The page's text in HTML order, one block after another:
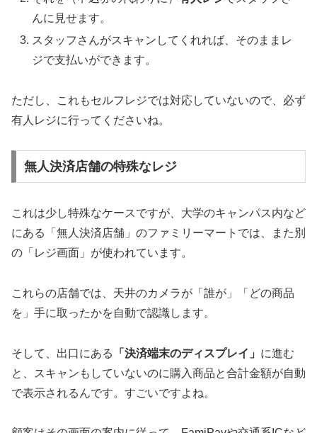
んに見せます。
スタッフさんがスキャンしてくれれば、そのままレ
ジで支払いができます。
ただし、これもセルフレジでは対応していないので、必ず
有人レジに行ってくださいね。
無人決済店舗の特殊なレジ
これは少し特殊なケースですが、大学のキャンパス内など
にある「無人決済店舗」のファミリーマートでは、また別
の「レジ画面」が使われています。
これらの店舗では、天井のカメラが「誰が」「どの商品
を」手に取ったかを自動で認識します。
そして、出口にある 「決済端末のディスプレイ」 に進む
と、
スキャンもしていないのに購入商品と合計金額が自動
で表示される んです。すごいですよね。